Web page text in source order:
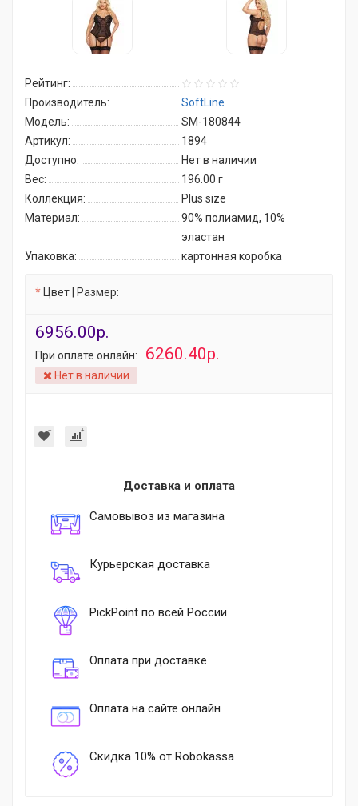
Рейтинг:
Производитель:
SoftLine
Модель:
SM-180844
Артикул:
1894
Доступно:
Нет в наличии
Вес:
196.00 г
Коллекция:
Plus size
Материал:
90% полиамид, 10%
эластан
Упаковка:
картонная коробка
Цвет | Размер:
6956.00р.
При оплате онлайн: 6260.40р.
Нет в наличии
Доставка и оплата
Самовывоз из магазина
Курьерская доставка
PickPoint по всей России
Оплата при доставке
Оплата на сайте онлайн
Скидка 10% от Robokassa